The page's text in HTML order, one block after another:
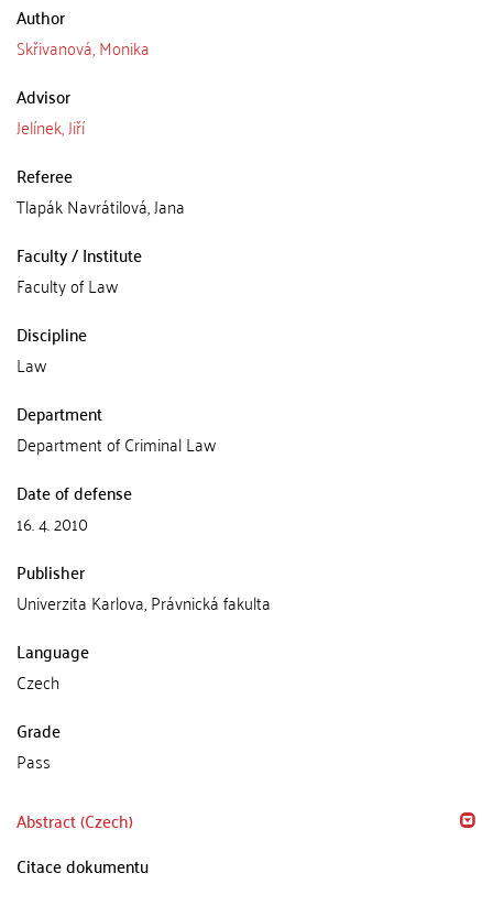
Author
Skřivanová, Monika
Advisor
Jelínek, Jiří
Referee
Tlapák Navrátilová, Jana
Faculty / Institute
Faculty of Law
Discipline
Law
Department
Department of Criminal Law
Date of defense
16. 4. 2010
Publisher
Univerzita Karlova, Právnická fakulta
Language
Czech
Grade
Pass
Abstract (Czech)
Citace dokumentu